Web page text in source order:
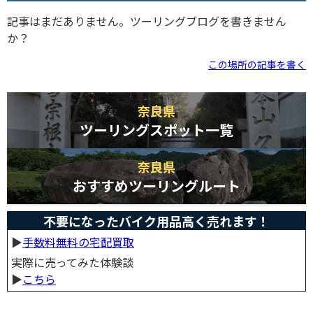
記事はまだありません。ツーリングブログを書きません
か？
この場所の記事を書く
奈良県
ツーリングスポット一覧
奈良県
おすすめツーリングルート
不要になったバイク用品高く売れます！
▶︎手数料無料の宅配買取
実際に売ってみた体験談
▶︎こちら